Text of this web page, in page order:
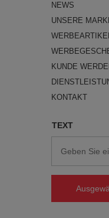
NEWS
UNSERE
KUNDE
KONTAKT
TEXT